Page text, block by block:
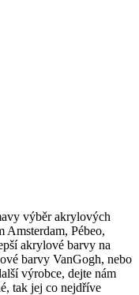
výběr akrylových
Amsterdam, Pébeo,
akrylové barvy na
barvy VanGogh, nebo
výrobce, dejte nám
tak jej co nejdříve